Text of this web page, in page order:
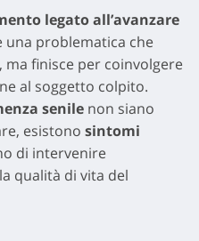
legato all’avanzare
una problematica che
ma finisce per coinvolgere
al soggetto colpito.
senile non siano
esistono sintomi
di intervenire
qualità di vita del